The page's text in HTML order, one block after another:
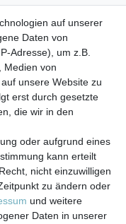
Messing -
oder Alvito
AGB
auf unserer
Daten von
Adresse), um z.B.
Medien von
unsere Website zu
erst durch gesetzte
die wir in den
oder aufgrund eines
kann erteilt
nicht einzuwilligen
zu ändern oder
und weitere
Daten in unserer